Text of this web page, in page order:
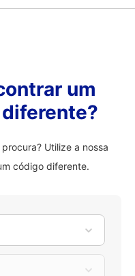
um
Utilize a nossa
código diferente.